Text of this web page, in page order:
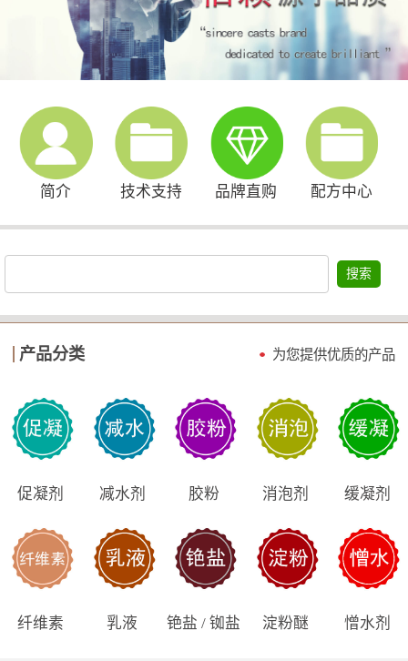
简介 技术支持 品牌直购 配方中心
搜索
产品分类 为您提供优质的产品
促凝剂 减水剂 胶粉 消泡剂 缓凝剂
纤维素 乳液 铯盐 / 铷盐 淀粉醚 憎水剂